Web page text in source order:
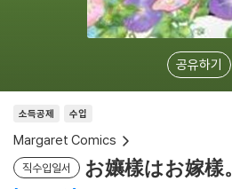
공유하기
소득공제 수입
Margaret Comics
직수입일서 お孃樣はお嫁樣